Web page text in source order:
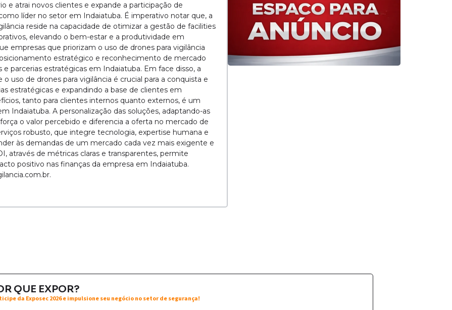
e atrai novos clientes e expande a participação de
líder no setor em Indaiatuba. É imperativo notar que, a
reside na capacidade de otimizar a gestão de facilities
elevando o bem-estar e a produtividade em
empresas que priorizam o uso de drones para vigilância
estratégico e reconhecimento de mercado
parcerias estratégicas em Indaiatuba. Em face disso, a
uso de drones para vigilância é crucial para a conquista e
estratégicas e expandindo a base de clientes em
tanto para clientes internos quanto externos, é um
Indaiatuba. A personalização das soluções, adaptando-as
o valor percebido e diferencia a oferta no mercado de
robusto, que integre tecnologia, expertise humana e
às demandas de um mercado cada vez mais exigente e
através de métricas claras e transparentes, permite
positivo nas finanças da empresa em Indaiatuba.
QUE EXPOR?
da Exposec 2026 e impulsione seu negócio no setor de segurança!